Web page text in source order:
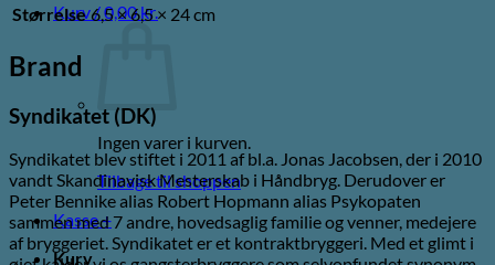
Kurv /0,00kr.
Ingen varer i kurven.
Tilbage til shoppen
Kasse+
Kurv
Størrelse 6,5 × 6,5 × 24 cm
Brand
Syndikatet (DK)
Syndikatet blev stiftet i 2011 af bl.a. Jonas Jacobsen, der i 2010
vandt Skandinavisk Mesterskab i Håndbryg. Derudover er
Peter Bennike alias Robert Hopmann alias Psykopaten
sammen med 7 andre, hovedsaglig familie og venner, medejere
af bryggeriet. Syndikatet er et kontraktbryggeri. Med et glimt i